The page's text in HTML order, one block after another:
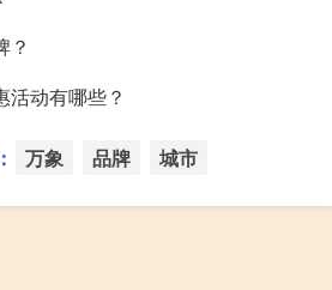
？
活动有哪些？
万象 品牌 城市